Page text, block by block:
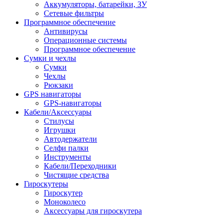
Аккумуляторы, батарейки, ЗУ
Сетевые фильтры
Программное обеспечение
Антивирусы
Операционные системы
Программное обеспечение
Сумки и чехлы
Сумки
Чехлы
Рюкзаки
GPS навигаторы
GPS-навигаторы
Кабели/Аксессуары
Стилусы
Игрушки
Автодержатели
Селфи палки
Инструменты
Кабели/Переходники
Чистящие средства
Гироскутеры
Гироскутер
Моноколесо
Аксессуары для гироскутера